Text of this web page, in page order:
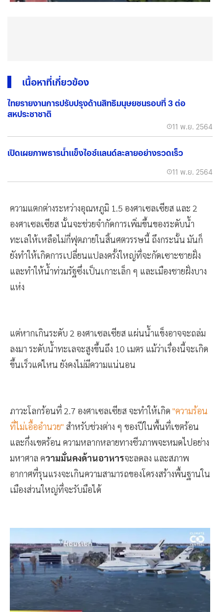
เนื้อหาที่เกี่ยวข้อง
ไทยรายงานการปรับปรุงด้านสิทธิมนุษยชนรอบที่ 3 ต่อ
สหประชาชาติ
11 พ.ย. 2564
เปิดเผยภาพธารน้ำแข็งไอซ์แลนด์ละลายอย่างรวดเร็ว
11 พ.ย. 2564
ความแตกต่างระหว่างอุณหภูมิ 1.5 องศาเซลเซียส และ 2
องศาเซลเซียส นั้นจะช่วยจำกัดการเพิ่มขึ้นของระดับน้ำ
ทะเลให้เหลือไม่กี่ฟุตภายในสิ้นศตวรรษนี้ ถึงกระนั้น มันก็
ยังทำให้เกิดการเปลี่ยนแปลงครั้งใหญ่ที่จะกัดเซาะชายฝั่ง
และทำให้น้ำท่วมรัฐซึ่งเป็นเกาะเล็ก ๆ และเมืองชายฝั่งบาง
แห่ง
แต่หากเกินระดับ 2 องศาเซลเซียส แผ่นน้ำแข็งอาจจะถล่ม
ลงมา ระดับน้ำทะเลจะสูงขึ้นถึง 10 เมตร แม้ว่าเรื่องนี้จะเกิด
ขึ้นเร็วแค่ไหน ยังคงไม่มีความแน่นอน
ภาวะโลกร้อนที่ 2.7 องศาเซลเซียส จะทำให้เกิด "ความร้อน
ที่ไม่เอื้ออำนวย" สำหรับช่วงต่าง ๆ ของปีในพื้นที่เขตร้อน
และกึ่งเขตร้อน ความหลากหลายทางชีวภาพจะหมดไปอย่าง
มหาศาล ความมั่นคงด้านอาหารจะลดลง และสภาพ
อากาศที่รุนแรงจะเกินความสามารถของโครงสร้างพื้นฐานใน
เมืองส่วนใหญ่ที่จะรับมือได้